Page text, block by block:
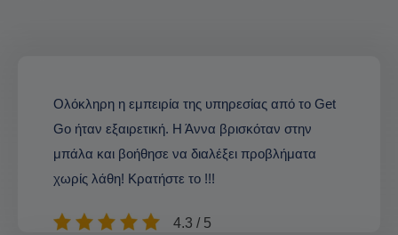
Ολόκληρη η εμπειρία της υπηρεσίας από το Get
Go ήταν εξαιρετική. Η Άννα βρισκόταν στην
μπάλα και βοήθησε να διαλέξει προβλήματα
χωρίς λάθη! Κρατήστε το !!!
4.3 / 5